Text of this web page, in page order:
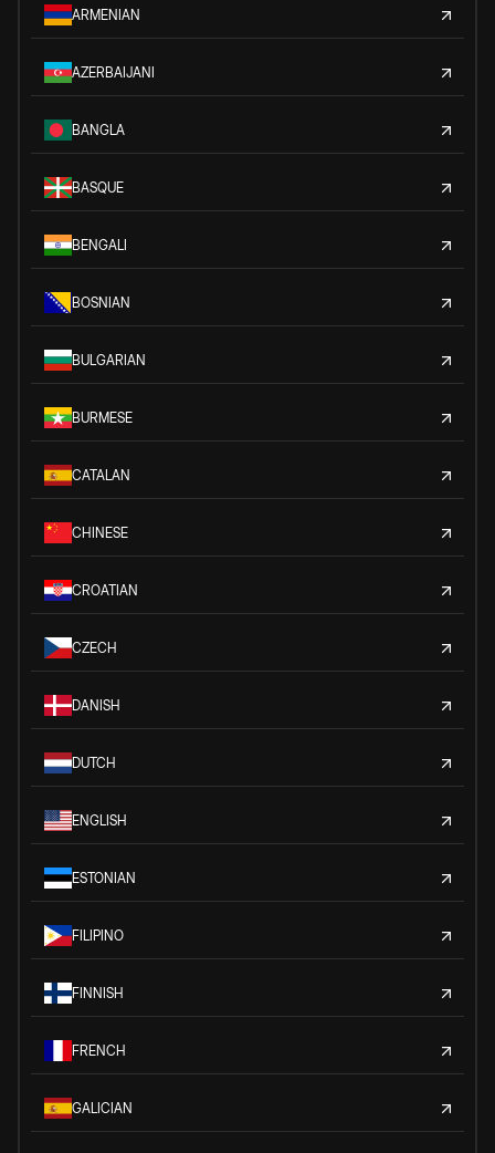
ARMENIAN
AZERBAIJANI
BANGLA
BASQUE
BENGALI
BOSNIAN
BULGARIAN
BURMESE
CATALAN
CHINESE
CROATIAN
CZECH
DANISH
DUTCH
ENGLISH
ESTONIAN
FILIPINO
FINNISH
FRENCH
GALICIAN